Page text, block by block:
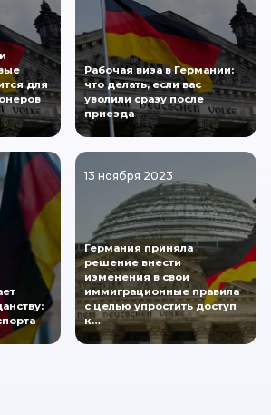
для
Рабочая виза в Германии:
что делать, если вас
уволили сразу после
приезда
13 ноября 2023
Германия приняла
решение внести
изменения в свои
иммиграционные правила
с целью упростить доступ
к…